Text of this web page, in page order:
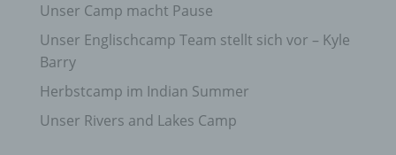
Unser Camp macht Pause
Unser Englischcamp Team stellt sich vor – Kyle
Barry
Herbstcamp im Indian Summer
Unser Rivers and Lakes Camp